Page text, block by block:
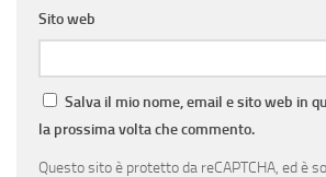
Sito web
Salva il mio nome, email e sito web in
la prossima volta che commento.
Questo sito è protetto da reCAPTCHA, ed è